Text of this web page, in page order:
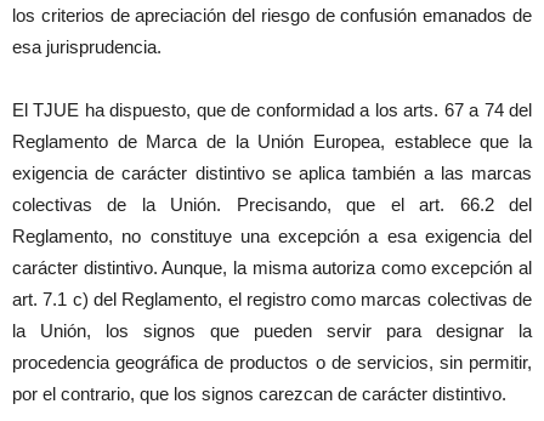
los criterios de apreciación del riesgo de confusión emanados de
esa jurisprudencia.
El TJUE ha dispuesto, que de conformidad a los arts. 67 a 74 del
Reglamento de Marca de la Unión Europea, establece que la
exigencia de carácter distintivo se aplica también a las marcas
colectivas de la Unión. Precisando, que el art. 66.2 del
Reglamento, no constituye una excepción a esa exigencia del
carácter distintivo. Aunque, la misma autoriza como excepción al
art. 7.1 c) del Reglamento, el registro como marcas colectivas de
la Unión, los signos que pueden servir para designar la
procedencia geográfica de productos o de servicios, sin permitir,
por el contrario, que los signos carezcan de carácter distintivo.